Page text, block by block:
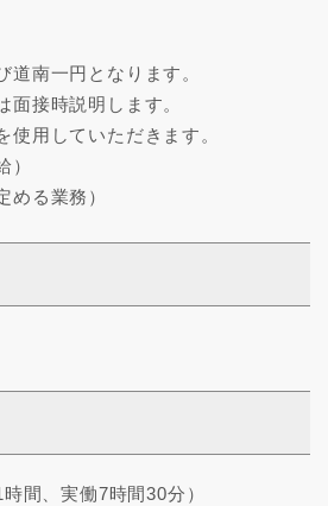
道南一円となります。
面接時説明します。
使用していただきます。
）
める業務）
間、実働7時間30分）